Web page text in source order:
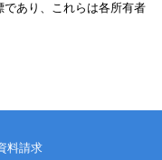
あり、これらは各所有者
料請求